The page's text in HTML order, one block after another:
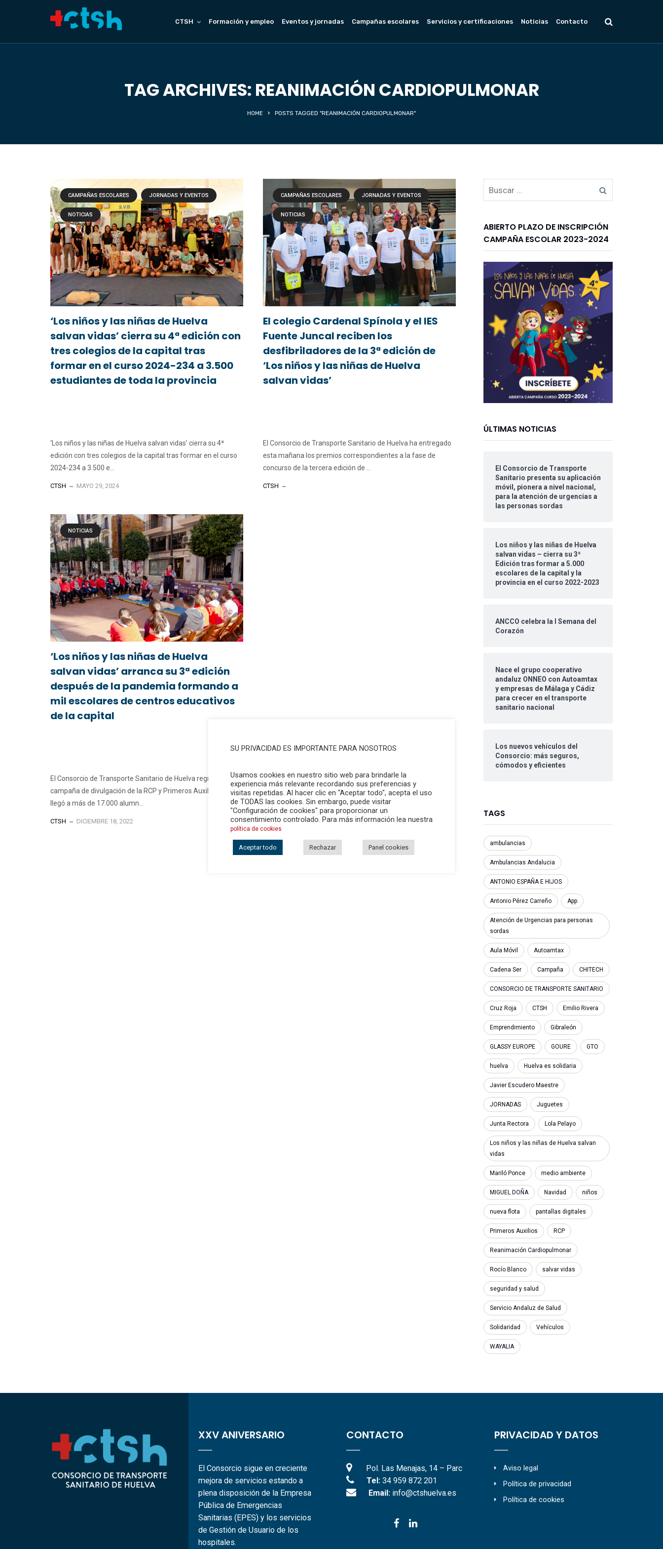
CTSH Formación y empleo Eventos y jornadas Campañas escolares Servicios y certificaciones Noticias Contacto
TAG ARCHIVES: REANIMACIÓN CARDIOPULMONAR
HOME POSTS TAGGED "REANIMACIÓN CARDIOPULMONAR"
CAMPAÑAS ESCOLARES JORNADAS Y EVENTOS
NOTICIAS
‘Los niños y las niñas de Huelva
salvan vidas’ cierra su 4ª edición con
tres colegios de la capital tras
formar en el curso 2024-234 a 3.500
estudiantes de toda la provincia
‘Los niños y las niñas de Huelva salvan vidas’ cierra su 4ª
edición con tres colegios de la capital tras formar en el curso
2024-234 a 3.500 e...
CTSH MAYO 29, 2024
CAMPAÑAS ESCOLARES JORNADAS Y EVENTOS
NOTICIAS
El colegio Cardenal Spínola y el IES
Fuente Juncal reciben los
desfibriladores de la 3ª edición de
‘Los niños y las niñas de Huelva
salvan vidas’
El Consorcio de Transporte Sanitario de Huelva ha entregado
esta mañana los premios correspondientes a la fase de
concurso de la tercera edición de ...
CTSH
NOTICIAS
‘Los niños y las niñas de Huelva
salvan vidas’ arranca su 3ª edición
después de la pandemia formando a
mil escolares de centros educativos
de la capital
El Consorcio de Transporte Sanitario de Huelva regresa con su
campaña de divulgación de la RCP y Primeros Auxilios que
llegó a más de 17.000 alumn...
CTSH DICIEMBRE 18, 2022
ABIERTO PLAZO DE INSCRIPCIÓN
CAMPAÑA ESCOLAR 2023-2024
ÚLTIMAS NOTICIAS
El Consorcio de Transporte
Sanitario presenta su aplicación
móvil, pionera a nivel nacional,
para la atención de urgencias a
las personas sordas
Los niños y las niñas de Huelva
salvan vidas – cierra su 3ª
Edición tras formar a 5.000
escolares de la capital y la
provincia en el curso 2022-2023
ANCCO celebra la I Semana del
Corazón
Nace el grupo cooperativo
andaluz ONNEO con Autoamtax
y empresas de Málaga y Cádiz
para crecer en el transporte
sanitario nacional
Los nuevos vehículos del
Consorcio: más seguros,
cómodos y eficientes
TAGS
ambulancias
Ambulancias Andalucia
ANTONIO ESPAÑA E HIJOS
Antonio Pérez Carreño App
Atención de Urgencias para personas
sordas
Aula Móvil Autoamtax
Cadena Ser Campaña CHITECH
CONSORCIO DE TRANSPORTE SANITARIO
Cruz Roja CTSH Emilio Rivera
Emprendimiento Gibraleón
GLASSY EUROPE GOURE GTO
huelva Huelva es solidaria
Javier Escudero Maestre
JORNADAS Juguetes
Junta Rectora Lola Pelayo
Los niños y las niñas de Huelva salvan
vidas
Mariló Ponce medio ambiente
MIGUEL DOÑA Navidad niños
nueva flota pantallas digitales
Primeros Auxilios RCP
Reanimación Cardiopulmonar
Rocío Blanco salvar vidas
seguridad y salud
Servicio Andaluz de Salud
Solidaridad Vehículos
WAYALIA
XXV ANIVERSARIO
El Consorcio sigue en creciente
mejora de servicios estando a
plena disposición de la Empresa
Pública de Emergencias
Sanitarias (EPES) y los servicios
de Gestión de Usuario de los
hospitales.
CONTACTO
Pol. Las Menajas, 14 – Parc
Tel: 34 959 872 201
Email: info@ctshuelva.es
PRIVACIDAD Y DATOS
Aviso legal
Política de privacidad
Política de cookies
SU PRIVACIDAD ES IMPORTANTE PARA NOSOTROS
Usamos cookies en nuestro sitio web para brindarle la
experiencia más relevante recordando sus preferencias y
visitas repetidas. Al hacer clic en "Aceptar todo", acepta el uso
de TODAS las cookies. Sin embargo, puede visitar
"Configuración de cookies" para proporcionar un
consentimiento controlado. Para más información lea nuestra
política de cookies
Aceptar todo Rechazar Panel cookies